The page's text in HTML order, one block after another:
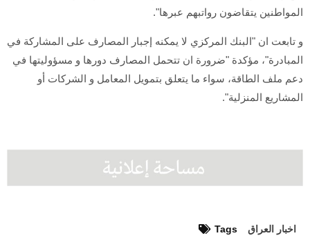
المواطنين يتقاضون رواتبهم عبرها".
و تابعت ان "البنك المركزي لا يمكنه إجبار المصارف على المشاركة في
المبادرة"، مؤكدة "ضرورة ان تتحمل المصارف دورها و مسؤوليتها في
دعم ملف الطاقة، سواء ما يتعلق بتمويل المعامل و الشركات أو
المشاريع المنزلية".
Tags اخبار العراق